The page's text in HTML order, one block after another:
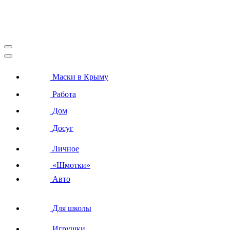
Маски в Крыму
Работа
Дом
Досуг
Личное
«Шмотки»
Авто
Для школы